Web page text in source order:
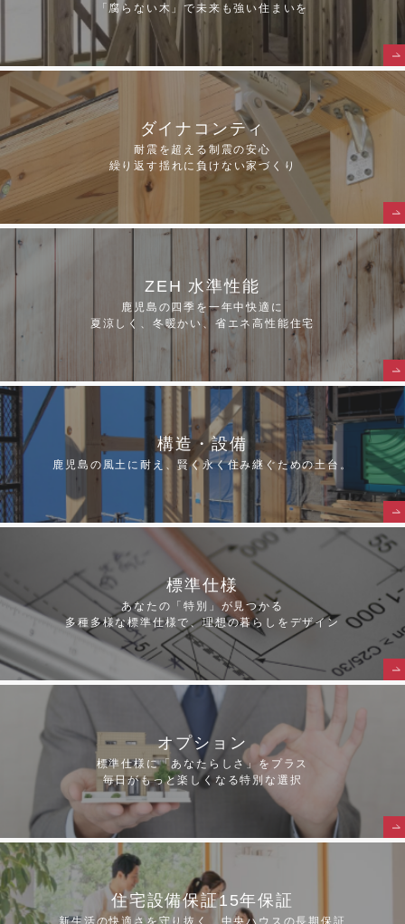
「腐らない木」で未来も強い住まいを
ダイナコンティ
耐震を超える制震の安心
繰り返す揺れに負けない家づくり
ZEH 水準性能
鹿児島の四季を一年中快適に
夏涼しく、冬暖かい、省エネ高性能住宅
構造・設備
鹿児島の風土に耐え、賢く永く住み継ぐための土台。
標準仕様
あなたの「特別」が見つかる
多種多様な標準仕様で、理想の暮らしをデザイン
オプション
標準仕様に「あなたらしさ」をプラス
毎日がもっと楽しくなる特別な選択
住宅設備保証15年保証
新生活の快適さを守り抜く、中央ハウスの⾧期保証